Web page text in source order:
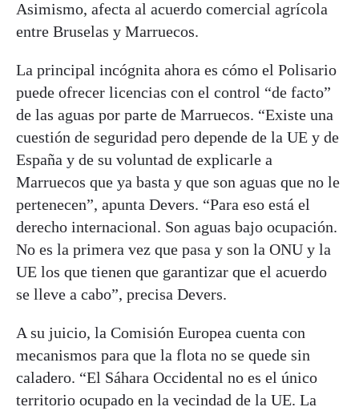
Asimismo, afecta al acuerdo comercial agrícola
entre Bruselas y Marruecos.
La principal incógnita ahora es cómo el Polisario
puede ofrecer licencias con el control “de facto”
de las aguas por parte de Marruecos. “Existe una
cuestión de seguridad pero depende de la UE y de
España y de su voluntad de explicarle a
Marruecos que ya basta y que son aguas que no le
pertenecen”, apunta Devers. “Para eso está el
derecho internacional. Son aguas bajo ocupación.
No es la primera vez que pasa y son la ONU y la
UE los que tienen que garantizar que el acuerdo
se lleve a cabo”, precisa Devers.
A su juicio, la Comisión Europea cuenta con
mecanismos para que la flota no se quede sin
caladero. “El Sáhara Occidental no es el único
territorio ocupado en la vecindad de la UE. La